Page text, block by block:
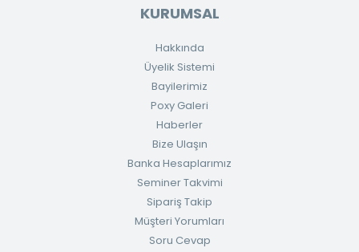
KURUMSAL
Hakkında
Üyelik Sistemi
Bayilerimiz
Poxy Galeri
Haberler
Bize Ulaşın
Banka Hesaplarımız
Seminer Takvimi
Sipariş Takip
Müşteri Yorumları
Soru Cevap